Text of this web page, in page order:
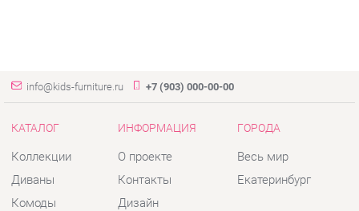
КАТАЛОГ
Диваны
Комоды
Кресла
Кровати
ИНФОРМАЦИЯ
Контакты
Дизайн
Доставка и Оплата
Скидки и Акции
ГОРОДА
Екатеринбург